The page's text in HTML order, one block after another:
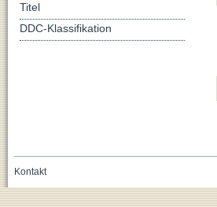
Titel
DDC-Klassifikation
Kontakt